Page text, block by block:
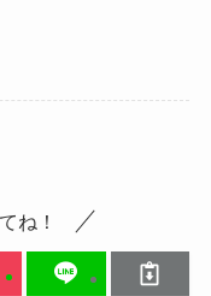
ね！